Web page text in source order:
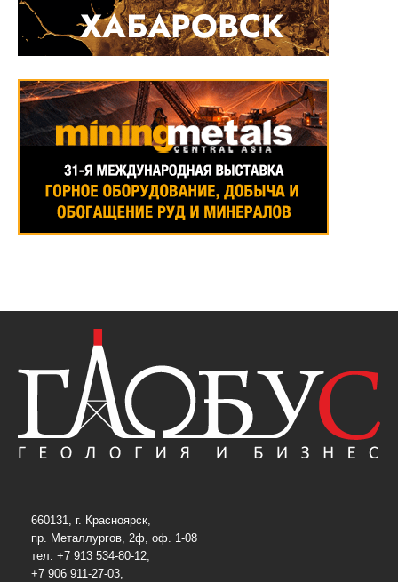
660131, г. Красноярск,
пр. Металлургов, 2ф, оф. 1-08
тел. +7 913 534-80-12,
+7 906 911-27-03,